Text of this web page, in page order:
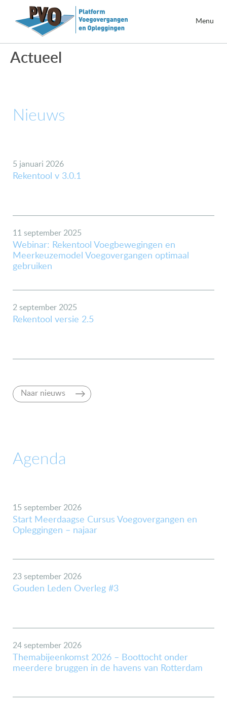
Menu
Actueel
Nieuws
5 januari 2026
Rekentool v 3.0.1
11 september 2025
Webinar: Rekentool Voegbewegingen en
Meerkeuzemodel Voegovergangen optimaal
gebruiken
2 september 2025
Rekentool versie 2.5
Naar nieuws
Agenda
15 september 2026
Start Meerdaagse Cursus Voegovergangen en
Opleggingen – najaar
23 september 2026
Gouden Leden Overleg #3
24 september 2026
Themabijeenkomst 2026 – Boottocht onder
meerdere bruggen in de havens van Rotterdam